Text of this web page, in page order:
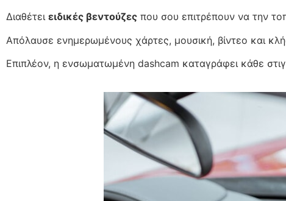
Διαθέτει ειδικές βεντούζες που σου επιτρέπουν να την
Απόλαυσε ενημερωμένους χάρτες, μουσική, βίντεο και
Επιπλέον, η ενσωματωμένη dashcam καταγράφει κάθε